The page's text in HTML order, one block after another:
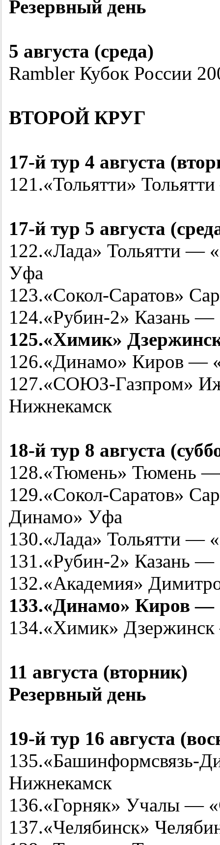
Резервный день
5 августа (среда)
Rambler Кубок России
ВТОРОЙ КРУГ
17-йтур 4 августа
121.«Тольятти»
17-йтур 5 августа
122.«Лада» Тольятти —
Уфа
123.«Сокол-Саратов»
124.«Рубин-2» Казань —
125.«Химик»
126.«Динамо» Киров —
127.«СОЮЗ-Газпром»
Нижнекамск
18-йтур 8 августа
128.«Тюмень» Тюмень —
129.«Сокол-Саратов»
Динамо» Уфа
130.«Лада» Тольятти —
131.«Рубин-2» Казань —
132.«Академия»
133.«Динамо» Киров —
134.«Химик»
11 августа (вторник)
Резервный день
19-йтур 16 августа
135.«Башинформсвязь-
Нижнекамск
136.«Горняк» Учалы —
137.«Челябинск»